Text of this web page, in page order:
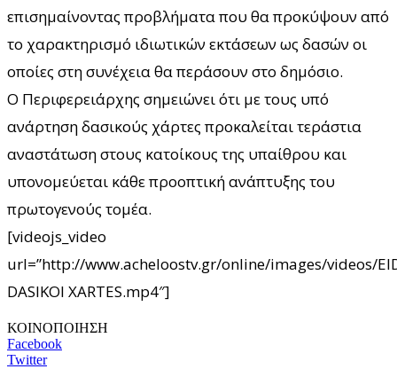
επισημαίνοντας προβλήματα που θα προκύψουν από
το χαρακτηρισμό ιδιωτικών εκτάσεων ως δασών οι
οποίες στη συνέχεια θα περάσουν στο δημόσιο.
Ο Περιφερειάρχης σημειώνει ότι με τους υπό
ανάρτηση δασικούς χάρτες προκαλείται τεράστια
αναστάτωση στους κατοίκους της υπαίθρου και
υπονομεύεται κάθε προοπτική ανάπτυξης του
πρωτογενούς τομέα.
[videojs_video
url=”http://www.acheloostv.gr/online/images/videos/
DASIKOI XARTES.mp4″]
ΚΟΙΝΟΠΟΙΗΣΗ
Facebook
Twitter